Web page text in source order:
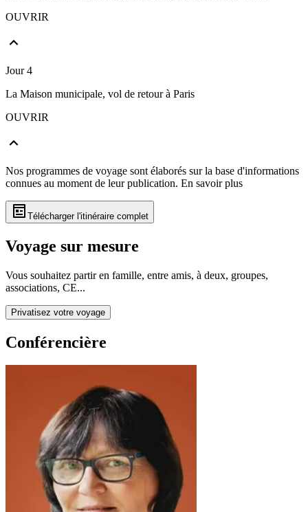
OUVRIR
Jour 4
La Maison municipale, vol de retour à Paris
OUVRIR
Nos programmes de voyage sont élaborés sur la base d'informations
connues au moment de leur publication. En savoir plus
Télécharger l'itinéraire complet
Voyage sur mesure
Vous souhaitez partir en famille, entre amis, à deux, groupes,
associations, CE...
Privatisez votre voyage
Conférencière